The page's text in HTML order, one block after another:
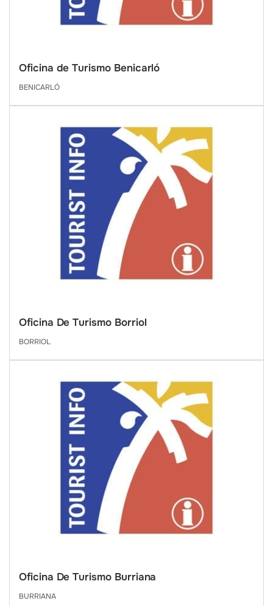
Oficina de Turismo Benicarló
BENICARLÓ
Oficina De Turismo Borriol
BORRIOL
Oficina De Turismo Burriana
BURRIANA